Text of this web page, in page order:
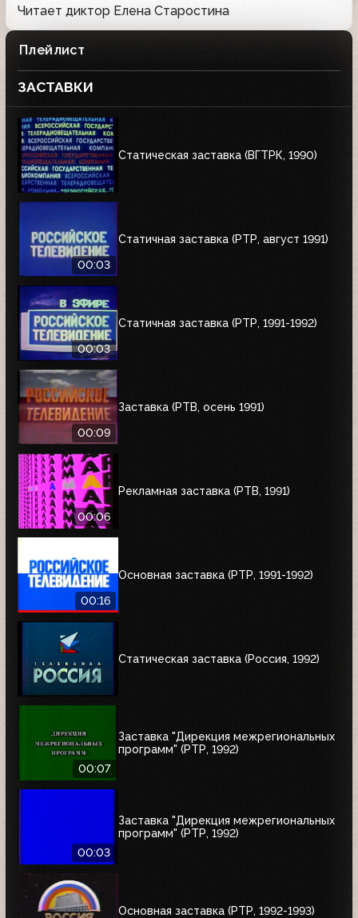
Читает диктор Елена Старостина
Плейлист
ЗАСТАВКИ
Статическая заставка (ВГТРК, 1990)
00:03
Статичная заставка (РТР, август 1991)
00:03
Статичная заставка (РТР, 1991-1992)
00:09
Заставка (РТВ, осень 1991)
00:06
Рекламная заставка (РТВ, 1991)
00:16
Основная заставка (РТР, 1991-1992)
Статическая заставка (Россия, 1992)
00:07
Заставка "Дирекция межрегиональных
программ" (РТР, 1992)
00:03
Заставка "Дирекция межрегиональных
программ" (РТР, 1992)
Основная заставка (РТР, 1992-1993)